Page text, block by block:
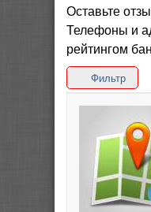
Оставьте
Телефоны и
рейтингом
Фильтр